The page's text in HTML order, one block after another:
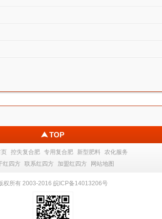
TOP
控失复合肥 专用复合肥 新型肥料
农化服务
红四方
联系红四方 加盟红四方 网站地图
权所有 2003-2016 皖ICP备14013206号